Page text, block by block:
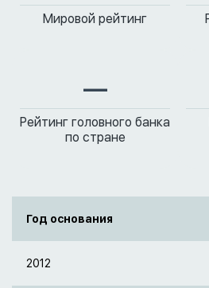
Мировой рейтинг
—
Рейтинг головного банка
по стране
Год основания
2012